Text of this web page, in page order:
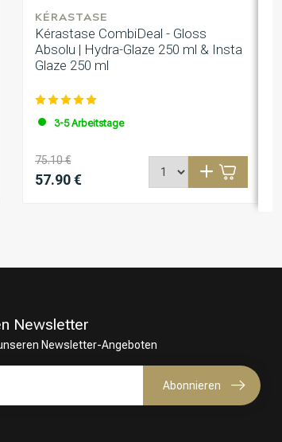
KÉRASTASE
Kérastase CombiDeal - Gloss
Absolu | Hydra-Glaze 250 ml & Insta
Glaze 250 ml
3-5 Arbeitstage
75.10 €
57.90 €
Newsletter
Newsletter-Angeboten
Abonnieren